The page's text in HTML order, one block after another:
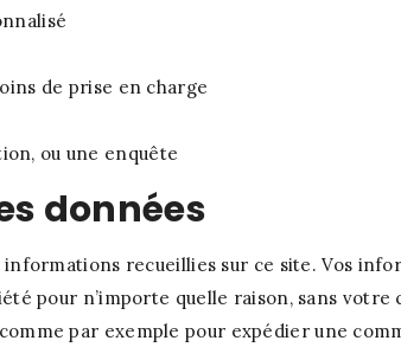
de prise en charge
ou une enquête
données
recueillies sur ce site. Vos
pour n’importe quelle raison, sans
par exemple pour expédier une